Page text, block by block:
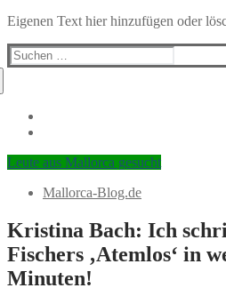
Eigenen Text hier hinzufügen oder
Suchen
nach:
Leute aus Mallorca gesucht
Mallorca-Blog.de
Kristina Bach: Ich
Fischers ‚Atemlos‘ in
Minuten!